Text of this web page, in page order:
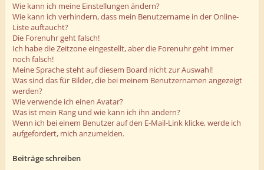
Wie kann ich meine Einstellungen ändern?
Wie kann ich verhindern, dass mein Benutzername in der Online-
Liste auftaucht?
Die Forenuhr geht falsch!
Ich habe die Zeitzone eingestellt, aber die Forenuhr geht immer
noch falsch!
Meine Sprache steht auf diesem Board nicht zur Auswahl!
Was sind das für Bilder, die bei meinem Benutzernamen angezeigt
werden?
Wie verwende ich einen Avatar?
Was ist mein Rang und wie kann ich ihn ändern?
Wenn ich bei einem Benutzer auf den E-Mail-Link klicke, werde ich
aufgefordert, mich anzumelden.
Beiträge schreiben